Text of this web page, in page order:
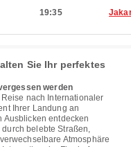
19:35
Sie Ihr perfektes
werden
nach Internationaler
Ihrer Landung an
Ausblicken entdecken
belebte Straßen,
Atmosphäre